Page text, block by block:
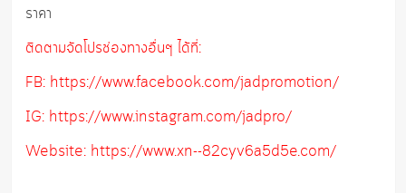
ราคา
ติดตามจัดโปรช่องทางอื่นๆ ได้ที่:
FB: https://www.facebook.com/jadpromotion/
IG: https://www.instagram.com/jadpro/
Website: https://www.xn--82cyv6a5d5e.com/